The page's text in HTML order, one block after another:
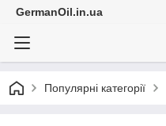
GermanOil.in.ua
Популярні категорії